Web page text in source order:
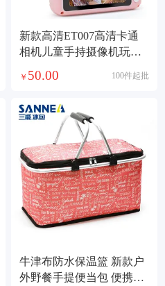
新款高清ET007高清卡通
相机儿童手持摄像机玩具
￥ 50.00 100件起批
牛津布防水保温篮 新款户
外野餐手提便当包 便携式